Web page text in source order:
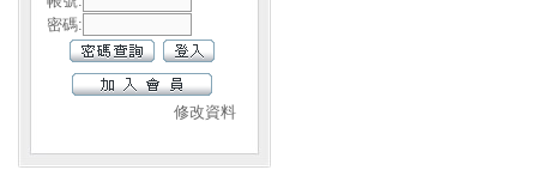
密碼:
修改資料